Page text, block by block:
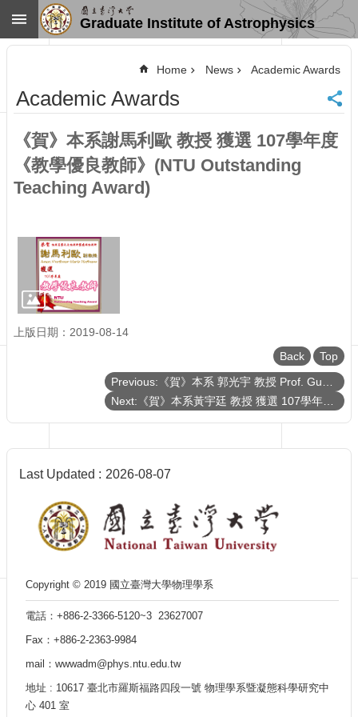
Skip to main content
Home
NTU
Contact
US
Chinese
Faculty&Staff
Curriculum
Student
Affairs
Graduate Institute of Astrophysics
Home News Academic Awards
Academic Awards
《賀》本系謝馬利歐 教授 獲選 107學年度
《教學優良教師》(NTU Outstanding
Teaching Award)
上版日期：2019-08-14
Back
Top
Last Updated 2026-08-07
Copyright © 2019 國立臺灣大學物理學系
電話：+886-2-3366-5120~3 23627007
Fax：+886-2-2363-9984
mail：wwwadm@phys.ntu.edu.tw
地址 : 10617 臺北市羅斯福路四段一號 物理學系暨凝態科學研究中
心 401 室